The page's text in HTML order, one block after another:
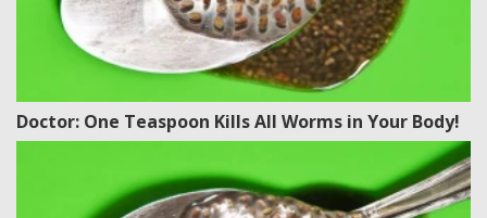
Doctor: One Teaspoon Kills All Worms in Your Body!